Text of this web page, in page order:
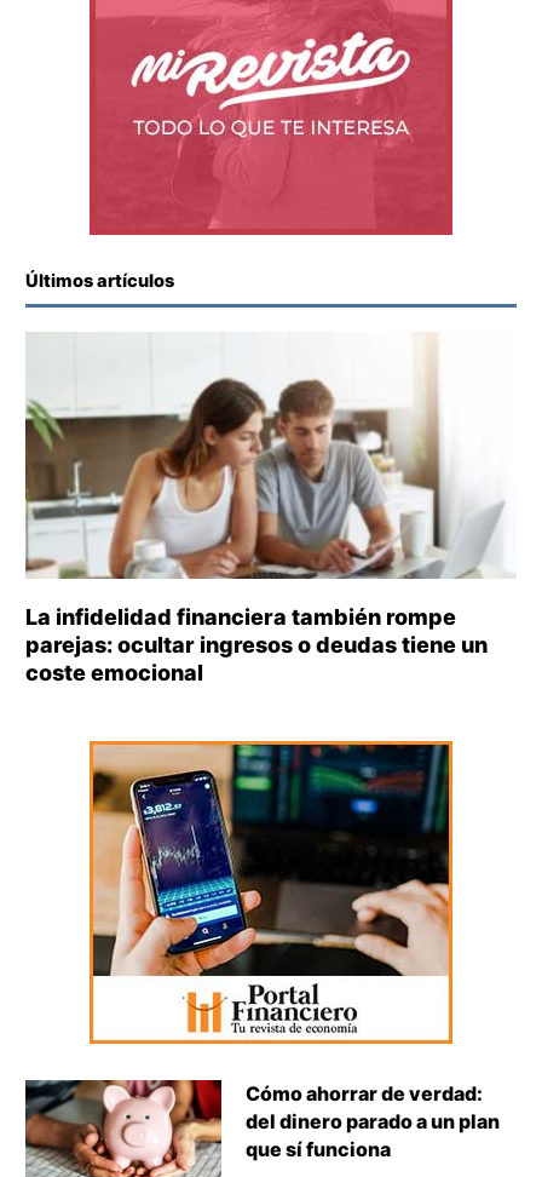
Últimos artículos
La infidelidad financiera también rompe
parejas: ocultar ingresos o deudas tiene un
coste emocional
Cómo ahorrar de verdad:
del dinero parado a un plan
que sí funciona